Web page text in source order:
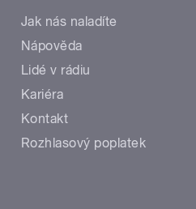
Jak nás naladíte
Nápověda
Lidé v rádiu
Kariéra
Kontakt
Rozhlasový poplatek